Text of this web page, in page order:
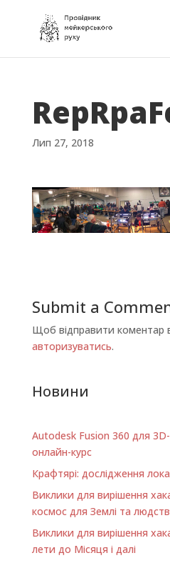
Лип 27, 2018
Submit a
Щоб відправити коментар
авторизуватись.
Новини
Autodesk Fusion 360 для
онлайн-курс
Крафтярі: дослідження
Виклики для вирішення
космос для Землі та
Виклики для вирішення
лети до Місяця і далі